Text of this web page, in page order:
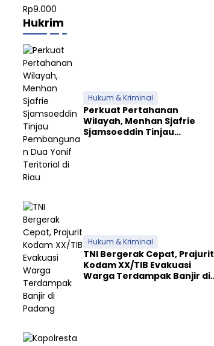
Hukrim
Hukum & Kriminal
Perkuat Pertahanan
Wilayah, Menhan Sjafrie
Sjamsoeddin Tinjau
Hukum & Kriminal
TNI Bergerak Cepat, Prajurit
Kodam XX/TIB Evakuasi
Warga Terdampak Banjir di